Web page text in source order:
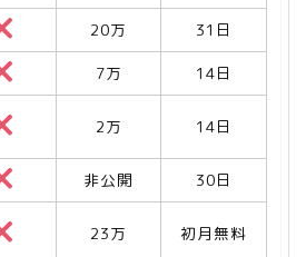
20万 31日
7万
14日
2万 14日
非公開
30日
23万 初月無料